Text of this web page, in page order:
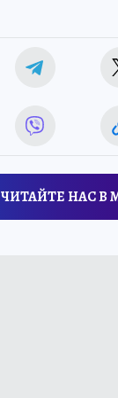
ЧИТАЙТЕ НАС В